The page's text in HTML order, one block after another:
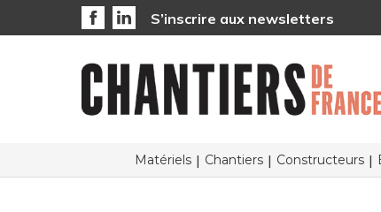
S’inscrire aux newsletters
Matériels Chantiers Constructeurs